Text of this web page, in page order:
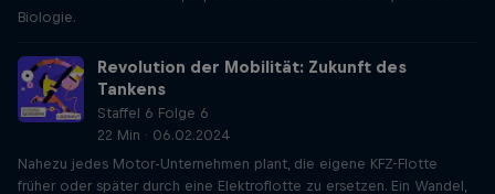
Biologie.
Revolution der Mobilität: Zukunft des
Tankens
Staffel 6 Folge 6
22 Min · 06.02.2024
Nahezu jedes Motor-Unternehmen plant, die eigene KFZ-Flotte
früher oder später durch eine Elektroflotte zu ersetzen. Ein Wandel,